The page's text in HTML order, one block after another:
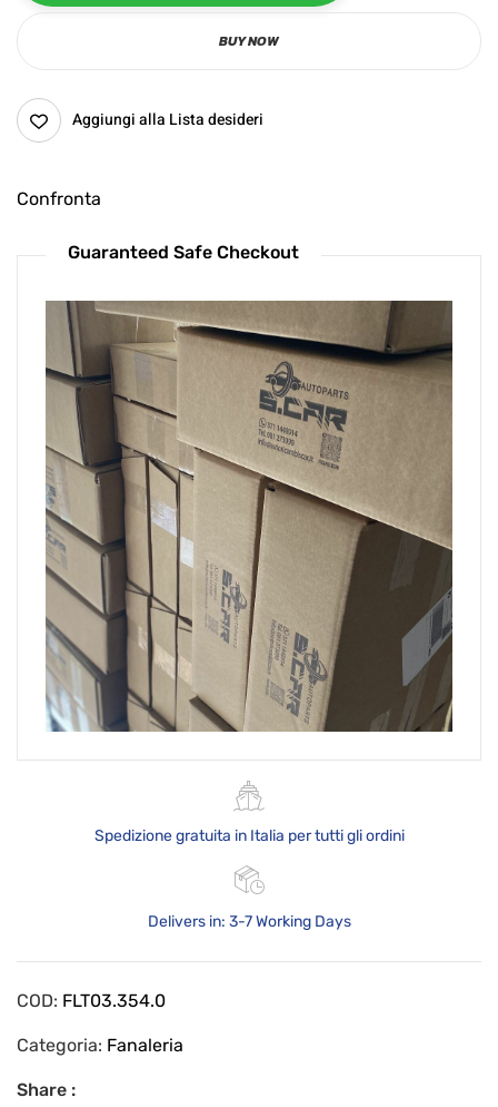
BUY NOW
Aggiungi alla Lista desideri
Confronta
Guaranteed Safe Checkout
Spedizione gratuita in Italia per tutti gli ordini
Delivers in: 3-7 Working Days
COD: FLT03.354.0
Categoria: Fanaleria
Share :